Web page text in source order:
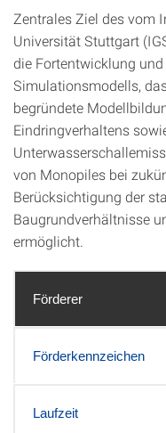
Zentrales Ziel des vom
Universität Stuttgart
die Fortentwicklung
Simulationsmodells,
begründete
Eindringverhaltens
von Monopiles bei
Berücksichtigung der
Baugrundverhältnisse
ermöglicht.
Förderer
Förderkennzeichen
Laufzeit